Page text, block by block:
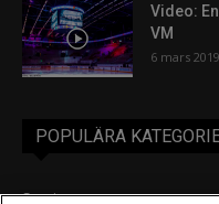
Video:
VM
6 mars
POPULÄRA
Sverige